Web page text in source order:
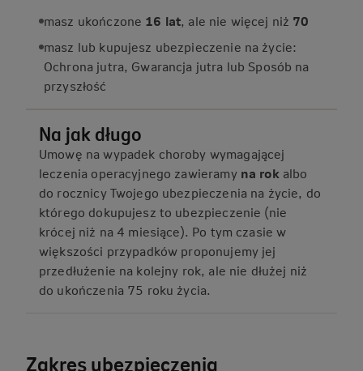
masz ukończone 16 lat, ale nie więcej niż 70
masz lub kupujesz ubezpieczenie na życie:
Ochrona jutra, Gwarancja jutra lub Sposób na
przyszłość
Na jak długo
Umowę na wypadek choroby wymagającej
leczenia operacyjnego zawieramyna rokalbo
do rocznicy Twojego ubezpieczenia na życie, do
którego dokupujesz to ubezpieczenie (nie
krócej niż na 4 miesiące). Po tym czasie w
większości przypadków proponujemy jej
przedłużenie na kolejny rok, ale nie dłużej niż
do ukończenia 75 roku życia.
Zakres ubezpieczenia